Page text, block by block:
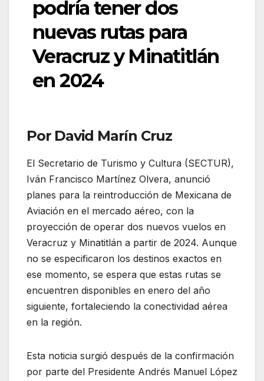
podría tener dos
nuevas rutas para
Veracruz y Minatitlán
en 2024
Por David Marín Cruz
El Secretario de Turismo y Cultura (SECTUR),
Iván Francisco Martínez Olvera, anunció
planes para la reintroducción de Mexicana de
Aviación en el mercado aéreo, con la
proyección de operar dos nuevos vuelos en
Veracruz y Minatitlán a partir de 2024. Aunque
no se especificaron los destinos exactos en
ese momento, se espera que estas rutas se
encuentren disponibles en enero del año
siguiente, fortaleciendo la conectividad aérea
en la región.
Esta noticia surgió después de la confirmación
por parte del Presidente Andrés Manuel López